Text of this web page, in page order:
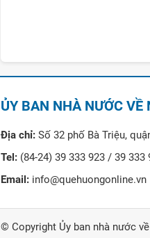
ỦY BAN NHÀ NƯỚC VỀ
Địa chỉ: Số 32 phố Bà Triệu,
Tel: (84-24) 39 333 923 / 39 333
Email: info@quehuongonline.vn
© Copyright Ủy ban nhà nước